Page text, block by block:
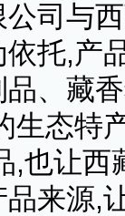
司与
托,产
、藏
生态特
,也让
来源,